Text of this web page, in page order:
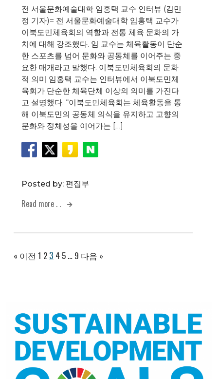
전 서울문화예술대학 임홍택 교수 인터뷰 (김민
정 기자)= 전 서울문화예술대학 임홍택 교수가
이북도민체육회의 역할과 전통 체육 문화의 가
치에 대해 강조했다. 임 교수는 체육활동이 단순
한 스포츠를 넘어 문화와 공동체를 이어주는 중
요한 매개라고 말했다. 이북도민체육회의 문화
적 의미 임홍택 교수는 인터뷰에서 이북도민체
육회가 단순한 체육단체 이상의 의미를 가진다
고 설명했다. “이북도민체육회는 체육활동을 통
해 이북도민의 공동체 의식을 유지하고 고향의
문화와 정체성을 이어가는 […]
Posted by: 편집부
Read more . .
« 이전 1 2 3 4 5 … 9 다음 »